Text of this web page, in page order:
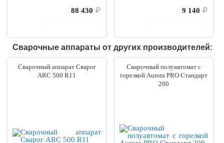
88 430 ₽
9 140 ₽
Сварочные аппараты от других производителей:
Сварочный аппарат Сварог
ARC 500 R11
Сварочный полуавтомат с
горелкой Aurora PRO Стандарт
200